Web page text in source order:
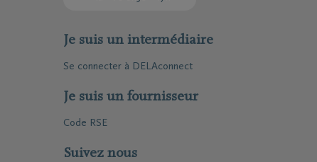
Téléchargez le Carnet de
Je suis un intermédiaire
Se connecter à DELAconnect
Je suis un fournisseur
Code RSE
Suivez nous